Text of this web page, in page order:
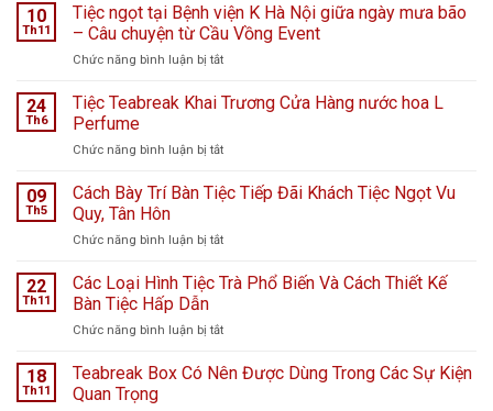
10
Th11
Tiệc ngọt tại Bệnh viện K Hà Nội giữa ngày mưa bão
– Câu chuyện từ Cầu Vồng Event
Chức năng bình luận bị tắtở
ngọt
viện
Hà
ngày
bão
chuyện
Cầu
24
Th6
Tiệc Teabreak Khai Trương Cửa Hàng nước hoa L
Perfume
Chức năng bình luận bị tắtở
Teabreak
Khai
Cửa
nước
Perfume
09
Th5
Cách Bày Trí Bàn Tiệc Tiếp Đãi Khách Tiệc Ngọt Vu
Quy, Tân Hôn
Chức năng bình luận bị tắtở
Bày
Tiệc
Đãi
22
Th11
Các Loại Hình Tiệc Trà Phổ Biến Và Cách Thiết Kế
Bàn Tiệc Hấp Dẫn
Chức năng bình luận bị tắtở
Loại
18
Th11
Teabreak Box Có Nên Được Dùng Trong Các Sự Kiện
Quan Trọng